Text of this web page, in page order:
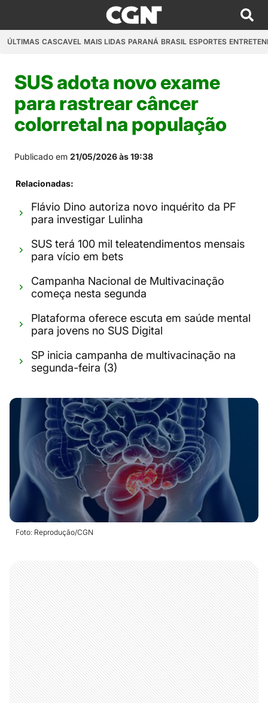
ÚLTIMAS CASCAVEL MAIS LIDAS PARANÁ BRASIL ESPORTES
SUS adota novo exame
para rastrear câncer
colorretal na população
Publicado em 21/05/2026 às 19:38
Relacionadas:
Flávio Dino autoriza novo inquérito da PF
para investigar Lulinha
SUS terá 100 mil teleatendimentos mensais
para vício em bets
Campanha Nacional de Multivacinação
começa nesta segunda
Plataforma oferece escuta em saúde mental
para jovens no SUS Digital
SP inicia campanha de multivacinação na
segunda-feira (3)
Foto: Reprodução/CGN